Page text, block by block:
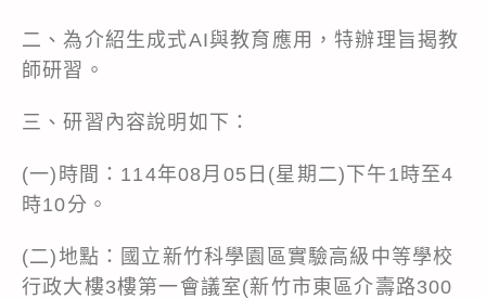
二、為介紹生成式AI與教育應用，特辦理旨揭教
師研習。
三、研習內容說明如下：
(一)時間：114年08月05日(星期二)下午1時至4
時10分。
(二)地點：國立新竹科學園區實驗高級中等學校
行政大樓3樓第一會議室(新竹市東區介壽路300